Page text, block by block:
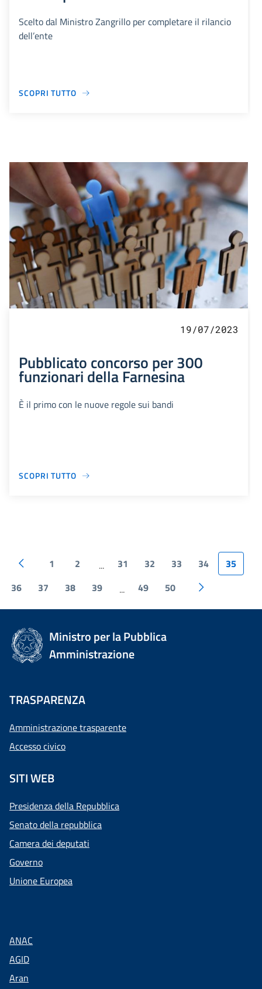
Scelto dal Ministro Zangrillo per completare il rilancio
dell’ente
SCOPRI TUTTO
19/07/2023
Pubblicato concorso per 300
funzionari della Farnesina
È il primo con le nuove regole sui bandi
SCOPRI TUTTO
1 2 ... 31 32 33 34
35
36
37 38 39 ... 49 50
Ministro per la Pubblica
Amministrazione
TRASPARENZA
Amministrazione trasparente
Accesso civico
SITI WEB
Presidenza della Repubblica
Senato della repubblica
Camera dei deputati
Governo
Unione Europea
ANAC
AGID
Aran